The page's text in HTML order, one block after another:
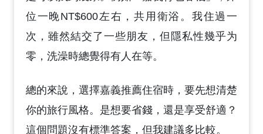
位一晚NT$600左右，共用衛浴。我住過一
次，雖然結交了一些朋友，但隱私性幾乎为
零，洗澡時總覺得有人在等。
總的來說，選擇嘉義推薦住宿時，要先想清楚
你的旅行風格。是想要省錢，還是享受舒適？
這個問題沒有標準答案，但我建議多比較。